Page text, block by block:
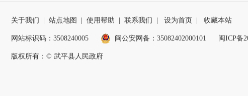
关于我们 | 站点地图 | 使用帮助 | 联系我们 | 设为首页 | 收藏本站
网站标识码：3508240005 闽公安网备：35082402000101 闽ICP备
版权所有：© 武平县人民政府